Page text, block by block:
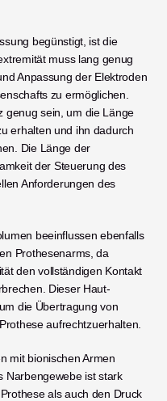
begünstigt, ist die
muss lang genug
Anpassung der Elektroden
zu ermöglichen.
genug sein, um die Länge
erhalten und ihn dadurch
Die Länge der
der Steuerung des
Anforderungen des
beeinflussen ebenfalls
Prothesenarms, da
den vollständigen Kontakt
Dieser Haut-
die Übertragung von
aufrechtzuerhalten.
mit bionischen Armen
Narbengewebe ist stark
als auch den Druck